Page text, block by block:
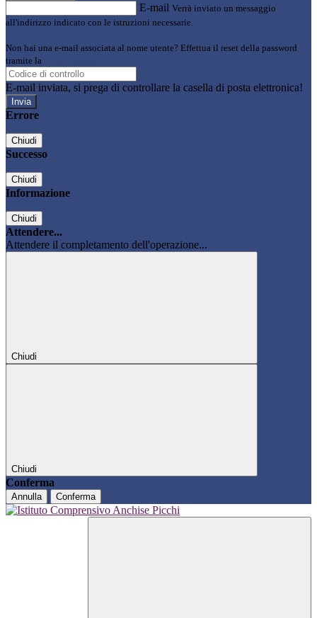
E-mail Verrà inviato un messaggio
all'indirizzo indicato con le istruzioni necessarie.
Non hai una e-mail associata al nome utente? Effettua il reset della password
tramite la
E-mail inviata, si prega di controllare la casella di posta elettronica!
Errore
Chiudi
Successo
Chiudi
Informazione
Chiudi
Attendere...
Attendere il completamento dell'operazione...
Chiudi
Chiudi
Conferma
Annulla Conferma